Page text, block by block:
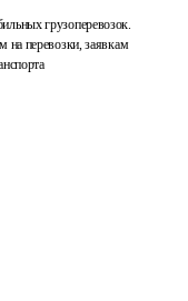
грузоперевозок.
на перевозки, заявкам